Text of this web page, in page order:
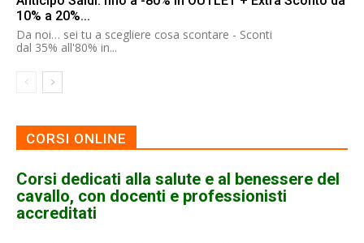
10% a 20%...
Da noi… sei tu a scegliere cosa scontare - Sconti
dal 35% all'80% in...
CORSI ONLINE
Corsi dedicati alla salute e al benessere del
cavallo, con docenti e professionisti
accreditati